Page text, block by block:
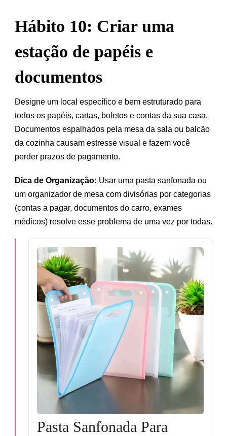
Hábito 10: Criar uma
estação de papéis e
documentos
Designe um local específico e bem estruturado para
todos os papéis, cartas, boletos e contas da sua casa.
Documentos espalhados pela mesa da sala ou balcão
da cozinha causam estresse visual e fazem você
perder prazos de pagamento.
Dica de Organização: Usar uma pasta sanfonada ou
um organizador de mesa com divisórias por categorias
(contas a pagar, documentos do carro, exames
médicos) resolve esse problema de uma vez por todas.
Pasta Sanfonada Para